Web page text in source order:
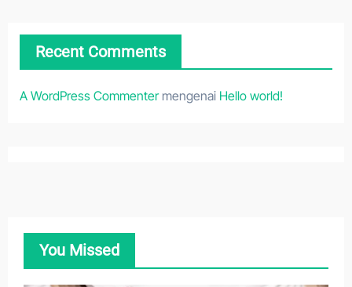
Recent Comments
A WordPress Commentermengenai Hello world!
You Missed